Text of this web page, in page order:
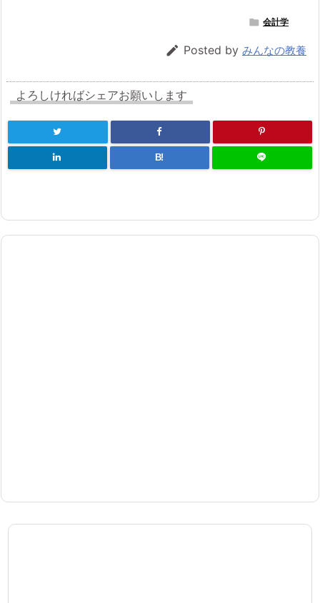
 会計学
 Posted by みんなの教養
よろしければシェアお願いします
B!